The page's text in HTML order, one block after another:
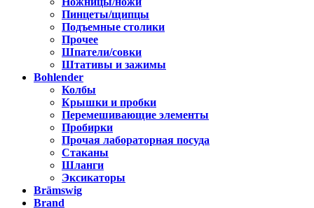
Пинцеты/щипцы
Подъемные столики
Прочее
Шпатели/совки
Штативы и зажимы
Bohlender
Колбы
Крышки и пробки
Перемешивающие элементы
Пробирки
Прочая лабораторная посуда
Стаканы
Шланги
Эксикаторы
Brämswig
Brand